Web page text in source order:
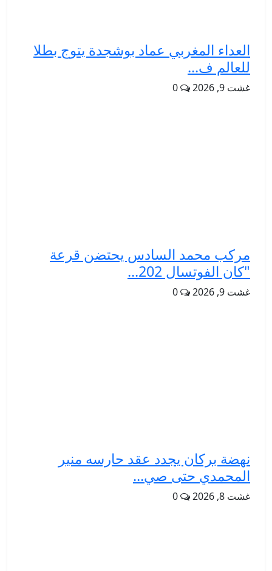
العداء المغربي عماد بوشجدة يتوج بطلا
للعالم ف...
غشت 9, 2026 0
مركب محمد السادس يحتضن قرعة
"كان الفوتسال 202...
غشت 9, 2026 0
نهضة بركان يجدد عقد حارسه منير
المحمدي حتى صي...
غشت 8, 2026 0